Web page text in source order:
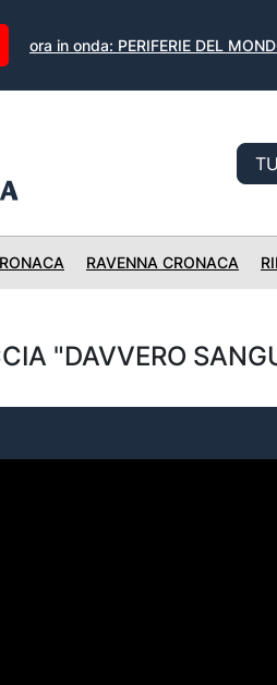
ora in onda: PERIFERIE DEL
RAVENNA CRONACA
"DAVVERO